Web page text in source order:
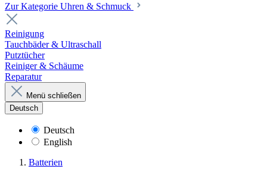
Zur Kategorie Uhren & Schmuck
Reinigung
Tauchbäder & Ultraschall
Putztücher
Reiniger & Schäume
Reparatur
Menü schließen
Deutsch
Deutsch
English
Batterien